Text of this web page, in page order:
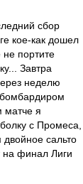
сбор
кое-как дошел
портите
Завтра
неделю
матче я
с Промеса,
сальто
на финал Лиги